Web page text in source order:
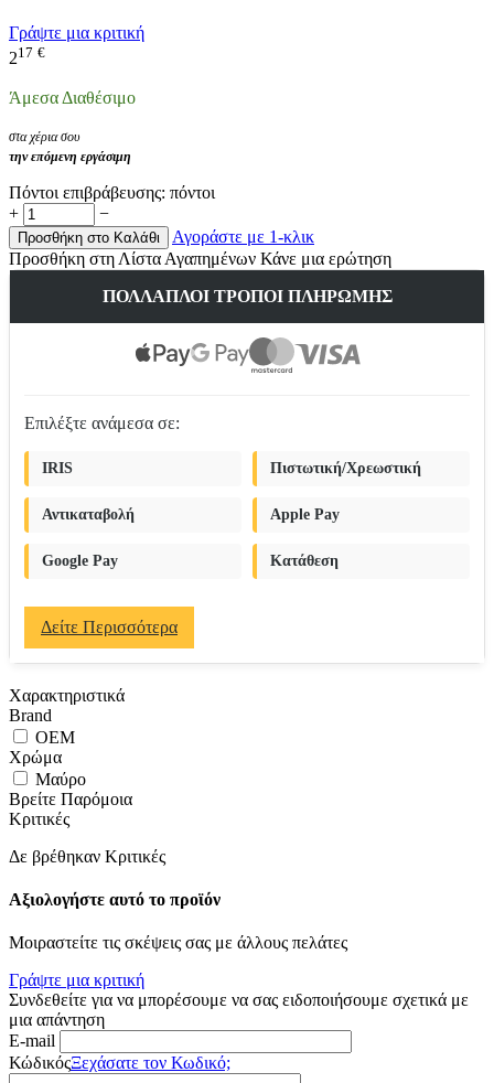
Γράψτε μια κριτική
217 €
Άμεσα Διαθέσιμο
στα χέρια σου
την επόμενη εργάσιμη
Πόντοι επιβράβευσης: πόντοι
+
−
Προσθήκη στο Καλάθι
Αγοράστε με 1-κλικ
Προσθήκη στη Λίστα Αγαπημένων Κάνε μια ερώτηση
ΠΟΛΛΑΠΛΟΊ ΤΡΌΠΟΙ ΠΛΗΡΩΜΉΣ
Επιλέξτε ανάμεσα σε:
IRIS Πιστωτική/Χρεωστική
Αντικαταβολή Apple Pay
Google Pay Κατάθεση
Δείτε Περισσότερα
Χαρακτηριστικά
Brand
OEM
Χρώμα
Μαύρο
Βρείτε Παρόμοια
Κριτικές
Δε βρέθηκαν Κριτικές
Αξιολογήστε αυτό το προϊόν
Μοιραστείτε τις σκέψεις σας με άλλους πελάτες
Γράψτε μια κριτική
Συνδεθείτε για να μπορέσουμε να σας ειδοποιήσουμε σχετικά με
μια απάντηση
E-mail
ΚώδικόςΞεχάσατε τον Κωδικό;